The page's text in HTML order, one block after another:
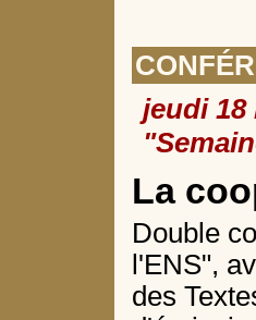
jeudi 18
La
Double
l'ENS",
des